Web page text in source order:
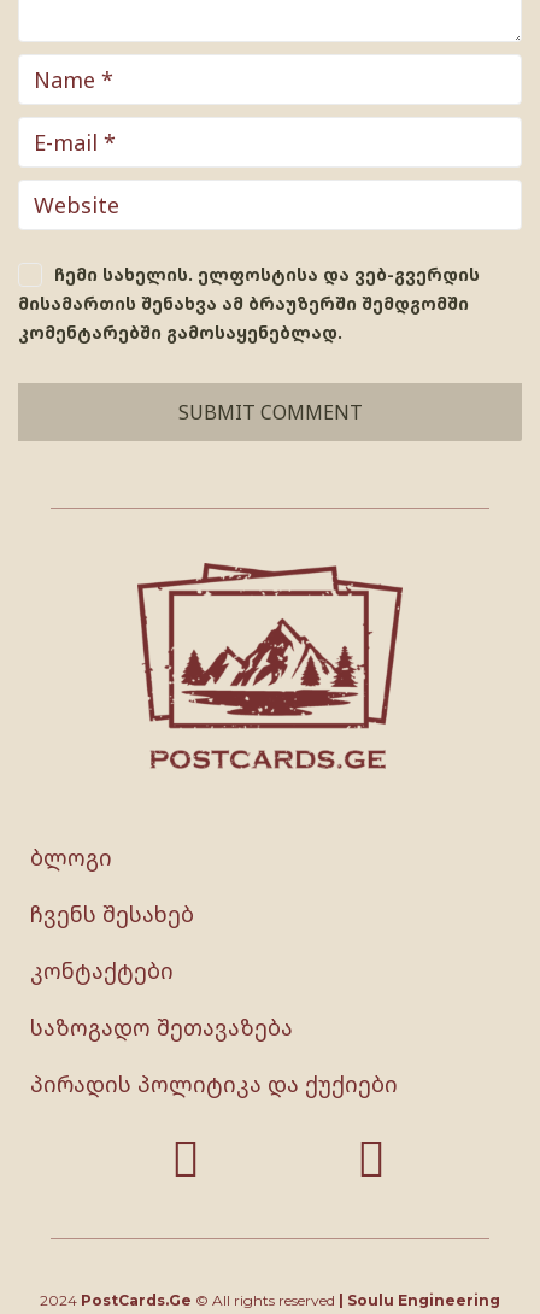
ჩემი სახელის. ელფოსტისა და ვებ-გვერდის
მისამართის შენახვა ამ ბრაუზერში შემდგომში
კომენტარებში გამოსაყენებლად.
ბლოგი
ჩვენს შესახებ
კონტაქტები
საზოგადო შეთავაზება
პირადის პოლიტიკა და ქუქიები
2024 PostCards.Ge © All rights reserved Soulu Engineering